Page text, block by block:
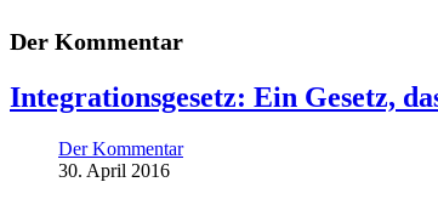
Der Kommentar
Integrationsgesetz: Ein Gesetz,
Der Kommentar
30. April 2016